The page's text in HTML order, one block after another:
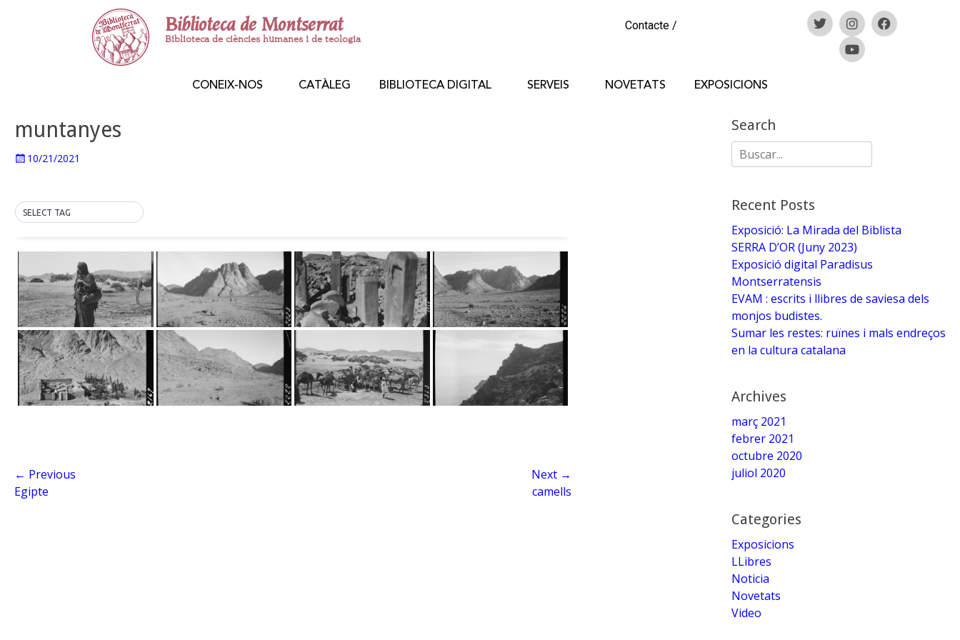
Biblioteca de Montserrat
Biblioteca de ciències humanes i de teologia
Contacte /
CONEIX-NOS CATÀLEG BIBLIOTECA DIGITAL SERVEIS NOVETATS EXPOSICIONS
muntanyes
10/21/2021
SELECT TAG
← Previous
Egipte
Next →
camells
Search
Recent Posts
Exposició: La Mirada del Biblista
SERRA D’OR (Juny 2023)
Exposició digital Paradisus
Montserratensis
EVAM : escrits i llibres de saviesa dels
monjos budistes.
Sumar les restes: ruïnes i mals endreços
en la cultura catalana
Archives
març 2021
febrer 2021
octubre 2020
juliol 2020
Categories
Exposicions
LLibres
Noticia
Novetats
Video